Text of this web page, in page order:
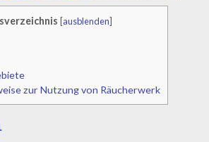
[ausblenden]
zur Nutzung von Räucherwerk